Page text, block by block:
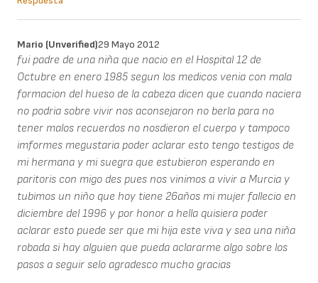
Mario (unverified)29 Mayo 2012
fui padre de una niña que nacio en el Hospital 12 de
Octubre en enero 1985 segun los medicos venia con mala
formacion del hueso de la cabeza dicen que cuando naciera
no podria sobre vivir nos aconsejaron no berla para no
tener malos recuerdos no nosdieron el cuerpo y tampoco
imformes megustaria poder aclarar esto tengo testigos de
mi hermana y mi suegra que estubieron esperando en
paritoris con migo des pues nos vinimos a vivir a Murcia y
tubimos un niño que hoy tiene 26años mi mujer fallecio en
diciembre del 1996 y por honor a hella quisiera poder
aclarar esto puede ser que mi hija este viva y sea una niña
robada si hay alguien que pueda aclararme algo sobre los
pasos a seguir selo agradesco mucho gracias